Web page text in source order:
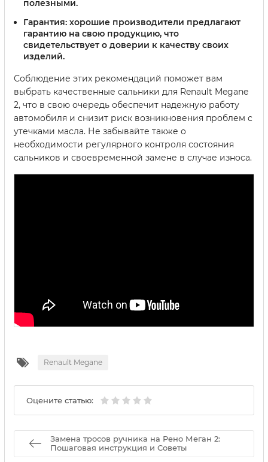
полезными.
Гарантия: хорошие производители предлагают
гарантию на свою продукцию, что
свидетельствует о доверии к качеству своих
изделий.
Соблюдение этих рекомендаций поможет вам
выбрать качественные сальники для Renault Megane
2, что в свою очередь обеспечит надежную работу
автомобиля и снизит риск возникновения проблем с
утечками масла. Не забывайте также о
необходимости регулярного контроля состояния
сальников и своевременной замене в случае износа.
Renault Megane
Оцените статью:
Замена тросов ручника на Рено Меган 2:
Пошаговая инструкция и Советы